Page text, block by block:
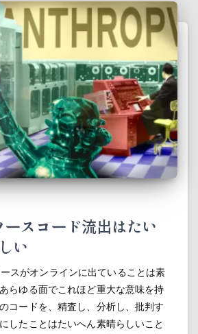
スコード流出はたい
い
スがオンラインに出ていることは素
らゆる面でこれほど重大な意味を持
コードを、精査し、分析し、批判す
したことはたいへん素晴らしいこと